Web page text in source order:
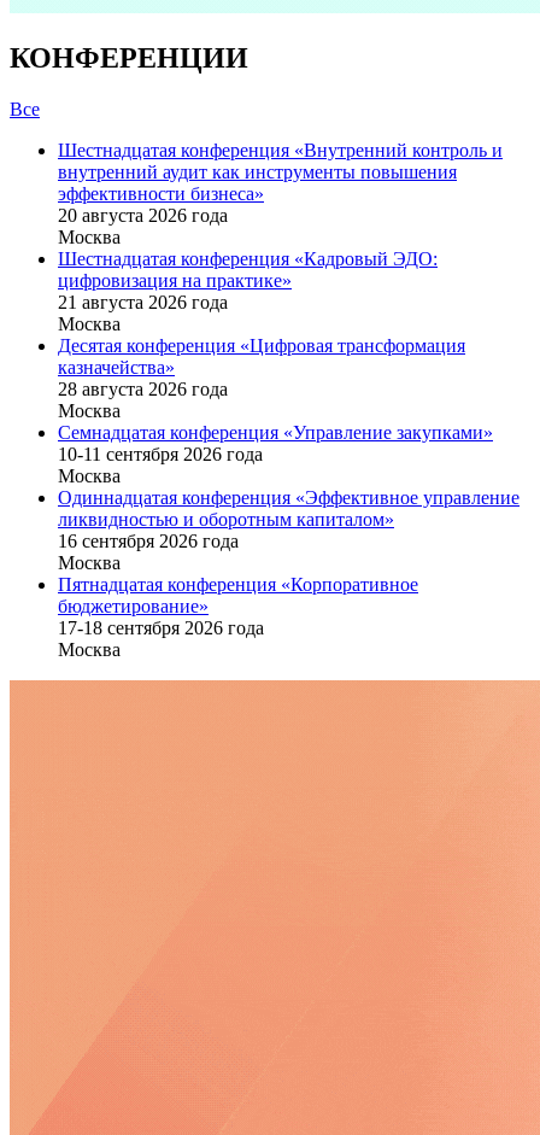
КОНФЕРЕНЦИИ
Все
Шестнадцатая конференция «Внутренний контроль и
внутренний аудит как инструменты повышения
эффективности бизнеса»
20 августа 2026 года
Москва
Шестнадцатая конференция «Кадровый ЭДО:
цифровизация на практике»
21 августа 2026 года
Москва
Десятая конференция «Цифровая трансформация
казначейства»
28 августа 2026 года
Москва
Семнадцатая конференция «Управление закупками»
10-11 сентября 2026 года
Москва
Одиннадцатая конференция «Эффективное управление
ликвидностью и оборотным капиталом»
16 cентября 2026 года
Москва
Пятнадцатая конференция «Корпоративное
бюджетирование»
17-18 сентября 2026 года
Москва